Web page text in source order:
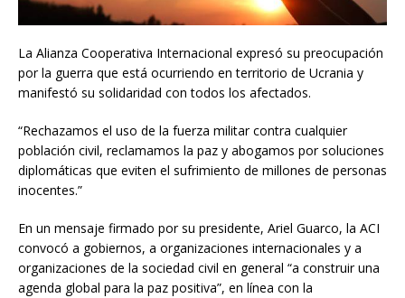
La Alianza Cooperativa Internacional expresó su preocupación
por la guerra que está ocurriendo en territorio de Ucrania y
manifestó su solidaridad con todos los afectados.
“Rechazamos el uso de la fuerza militar contra cualquier
población civil, reclamamos la paz y abogamos por soluciones
diplomáticas que eviten el sufrimiento de millones de personas
inocentes.”
En un mensaje firmado por su presidente, Ariel Guarco, la ACI
convocó a gobiernos, a organizaciones internacionales y a
organizaciones de la sociedad civil en general “a construir una
agenda global para la paz positiva”, en línea con la